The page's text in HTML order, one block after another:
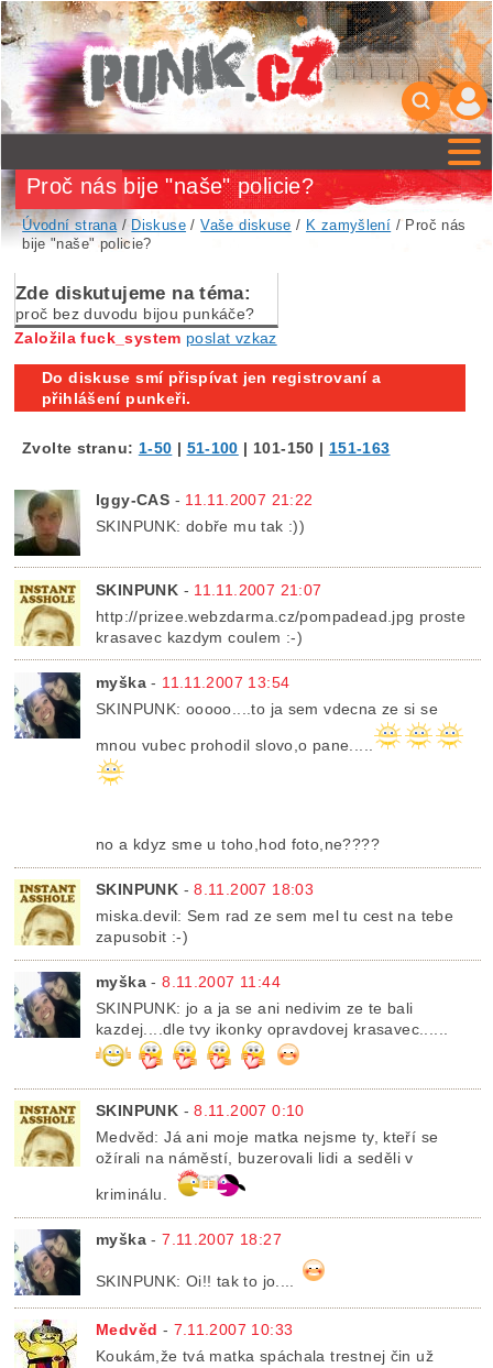
Proč nás bije "naše" policie?
Úvodní strana/ Diskuse /Vaše diskuse / K zamyšlení / Proč nás
bije "naše" policie?
Zde diskutujeme na téma:
proč bez duvodu bijou punkáče?
Založila fuck_system poslat vzkaz
Do diskuse smí přispívat jen registrovaní a
přihlášení punkeři.
Zvolte stranu: 1-50 | 51-100 | 101-150 | 151-163
Iggy-CAS - 11.11.2007 21:22
SKINPUNK: dobře mu tak :))
SKINPUNK - 11.11.2007 21:07
http://prizee.webzdarma.cz/pompadead.jpg proste
krasavec kazdym coulem :-)
myška - 11.11.2007 13:54
SKINPUNK: ooooo....to ja sem vdecna ze si se
mnou vubec prohodil slovo,o pane.....
no a kdyz sme u toho,hod foto,ne????
SKINPUNK -8.11.2007 18:03
miska.devil: Sem rad ze sem mel tu cest na tebe
zapusobit :-)
myška -8.11.2007 11:44
SKINPUNK: jo a ja se ani nedivim ze te bali
kazdej....dle tvy ikonky opravdovej krasavec......
SKINPUNK -8.11.2007 0:10
Medvěd: Já ani moje matka nejsme ty, kteří se
ožírali na náměstí, buzerovali lidi a seděli v
kriminálu.
myška -7.11.2007 18:27
SKINPUNK: Oi!! tak to jo....
Medvěd - 7.11.2007 10:33
Koukám,že tvá matka spáchala trestnej čin už